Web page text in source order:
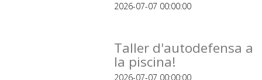
2026-07-07 00:00:00
Taller d'autodefensa a
la piscina!
2026-07-07 00:00:00